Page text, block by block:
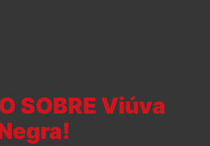
SOBRE Viúva